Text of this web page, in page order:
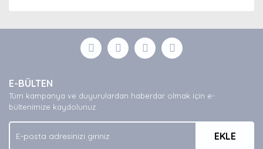
Yorum Yaz
formunu kullanarak tarafımıza iletebilirsiniz.
Görüş ve önerileriniz için teşekkür ederiz.
Ürün açıklamasında eksik bilgiler bulunuyor.
Ürün bilgilerinde hatalar bulunuyor.
Ürün fiyatı diğer sitelerden daha pahalı.
Bu ürüne benzer farklı alternatifler olmalı.
E-BÜLTEN
Tüm kampanya ve duyurulardan haberdar olmak için e-
bültenimize kaydolunuz.
EKLE